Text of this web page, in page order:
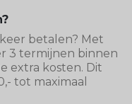
betalen? Met
3 termijnen binnen
extra kosten. Dit
tot maximaal